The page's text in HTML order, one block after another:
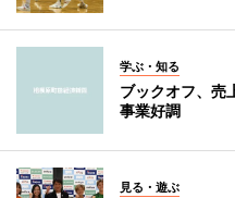
学ぶ・知る
ブックオフ、
事業好調
見る・遊ぶ